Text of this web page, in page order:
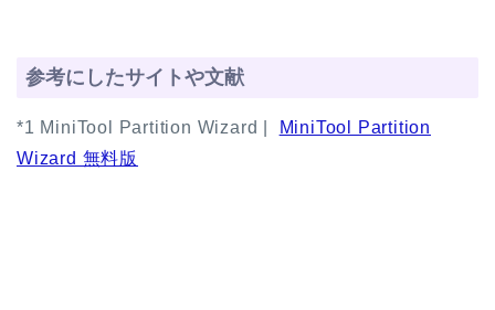
参考にしたサイトや文献
*1 MiniTool Partition Wizard |
MiniTool Partition
Wizard 無料版